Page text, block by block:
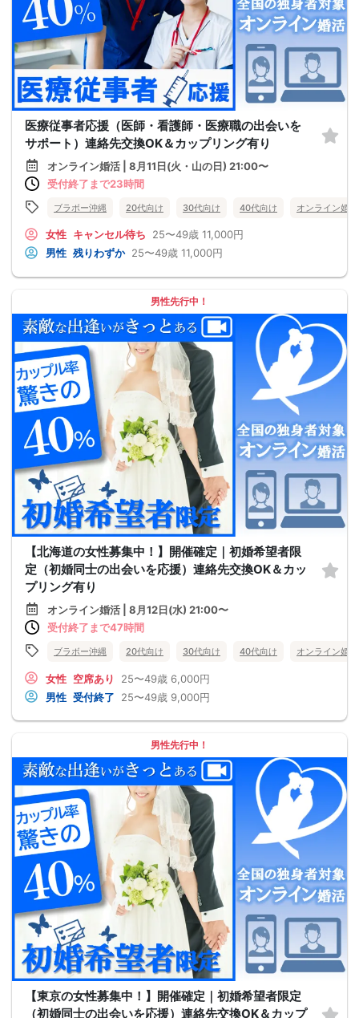
医療従事者応援（医師・看護師・医療職の出会いを
サポート）連絡先交換OK＆カップリング有り
オンライン婚活 | 8月11日(火・山の日) 21:00〜
受付終了まで23時間
ブラボー沖縄 20代向け 30代向け 40代向け オンライン婚活
女性 キャンセル待ち 25〜49歳 11,000円
男性 残りわずか 25〜49歳 11,000円
男性先行中！
【北海道の女性募集中！】開催確定｜初婚希望者限
定（初婚同士の出会いを応援）連絡先交換OK＆カッ
プリング有り
オンライン婚活 | 8月12日(水) 21:00〜
受付終了まで47時間
ブラボー沖縄 20代向け 30代向け 40代向け オンライン婚活
女性 空席あり 25〜49歳 6,000円
男性 受付終了 25〜49歳 9,000円
男性先行中！
【東京の女性募集中！】開催確定｜初婚希望者限定
（初婚同士の出会いを応援）連絡先交換OK＆カップ